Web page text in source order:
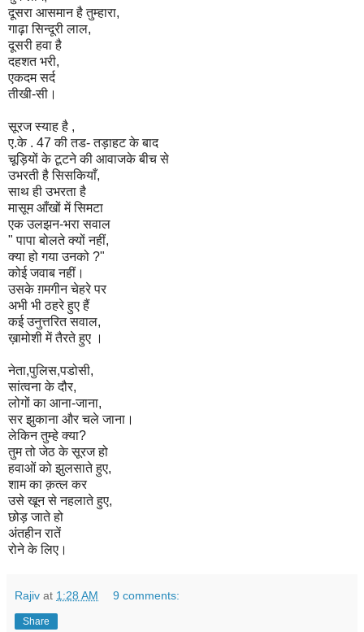
दूसरा आसमान है तुम्हारा,
गाढ़ा सिन्दूरी लाल,
दूसरी हवा है
दहशत भरी,
एकदम सर्द
तीखी-सी।
सूरज स्याह है ,
ए.के . 47 की तड- तड़ाहट के बाद
चूड़ियों के टूटने की आवाजके बीच से
उभरतीहै सिसकियाँ,
साथ ही उभरता है
मासूम आँखों में सिमटा
एक उलझन-भरा सवाल
" पापा बोलते क्यों नहीं,
क्या हो गया उनको ?"
कोई जवाब नहीं।
उसके ग़मगीन चेहरे पर
अभी भीठहरे हुए हैं
कई उनुत्तरितसवाल,
ख़ामोशी में तैरते हुए ।
नेता,पुलिस,पडोसी,
सांत्वना के दौर,
लोगों का आना-जाना,
सर झुकाना और चले जाना।
लेकिन तुम्हे क्या?
तुम तो जेठ के सूरज हो
हवाओं कोझुलसाते हुए,
शाम का क़त्ल कर
उसे खूनसे नहलाते हुए,
छोड़ जाते हो
अंतहीन रातें
रोने केलिए।
Rajiv at 1:28 AM 9 comments:
Share